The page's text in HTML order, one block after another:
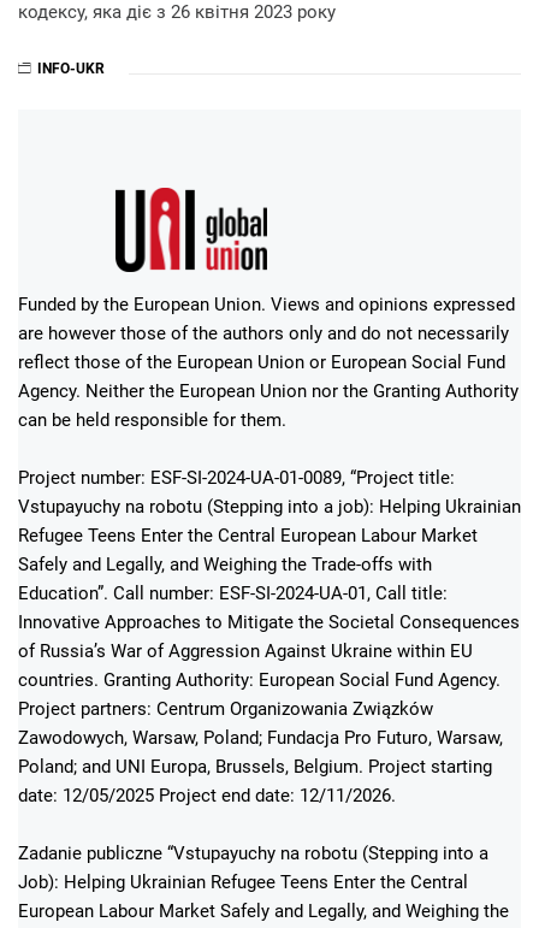
кодексу, яка діє з 26 квітня 2023 року
INFO-UKR
Funded by the European Union. Views and opinions expressed
are however those of the authors only and do not necessarily
reflect those of the European Union or European Social Fund
Agency. Neither the European Union nor the Granting Authority
can be held responsible for them.
Project number: ESF-SI-2024-UA-01-0089, “Project title:
Vstupayuchy na robotu (Stepping into a job): Helping Ukrainian
Refugee Teens Enter the Central European Labour Market
Safely and Legally, and Weighing the Trade-offs with
Education”. Call number: ESF-SI-2024-UA-01, Call title:
Innovative Approaches to Mitigate the Societal Consequences
of Russia’s War of Aggression Against Ukraine within EU
countries. Granting Authority: European Social Fund Agency.
Project partners: Centrum Organizowania Związków
Zawodowych, Warsaw, Poland; Fundacja Pro Futuro, Warsaw,
Poland; and UNI Europa, Brussels, Belgium. Project starting
date: 12/05/2025 Project end date: 12/11/2026.
Zadanie publiczne “Vstupayuchy na robotu (Stepping into a
Job): Helping Ukrainian Refugee Teens Enter the Central
European Labour Market Safely and Legally, and Weighing the